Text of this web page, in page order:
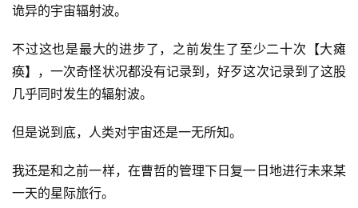
诡异的宇宙辐射波。
不过这也是最大的进步了，之前发生了至少二十次【大瘫
痪】，一次奇怪状况都没有记录到，好歹这次记录到了这股
几乎同时发生的辐射波。
但是说到底，人类对宇宙还是一无所知。
我还是和之前一样，在曹哲的管理下日复一日地进行未来某
一天的星际旅行。